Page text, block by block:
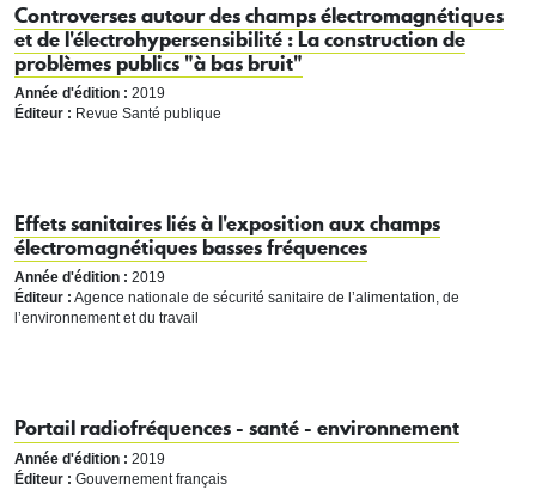
Controverses autour des champs électromagnétiques
et de l'électrohypersensibilité : La construction de
problèmes publics "à bas bruit"
Année d'édition : 2019
Éditeur : Revue Santé publique
Effets sanitaires liés à l'exposition aux champs
électromagnétiques basses fréquences
Année d'édition : 2019
Éditeur : Agence nationale de sécurité sanitaire de l’alimentation, de
l’environnement et du travail
Portail radiofréquences - santé - environnement
Année d'édition : 2019
Éditeur : Gouvernement français